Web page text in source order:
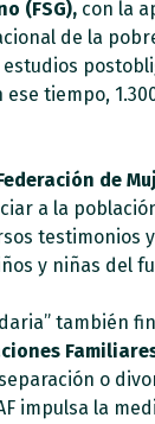
(FSG), con la
de la
estudios
ese tiempo,
de
a la
y niñas del
también
o
impulsa la